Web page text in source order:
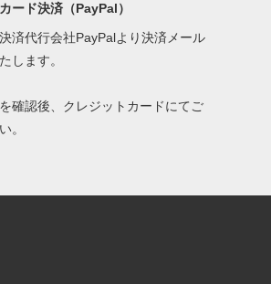
ード決済（PayPal）
済代行会社PayPalより決済メール
します。
確認後、クレジットカードにてご
。